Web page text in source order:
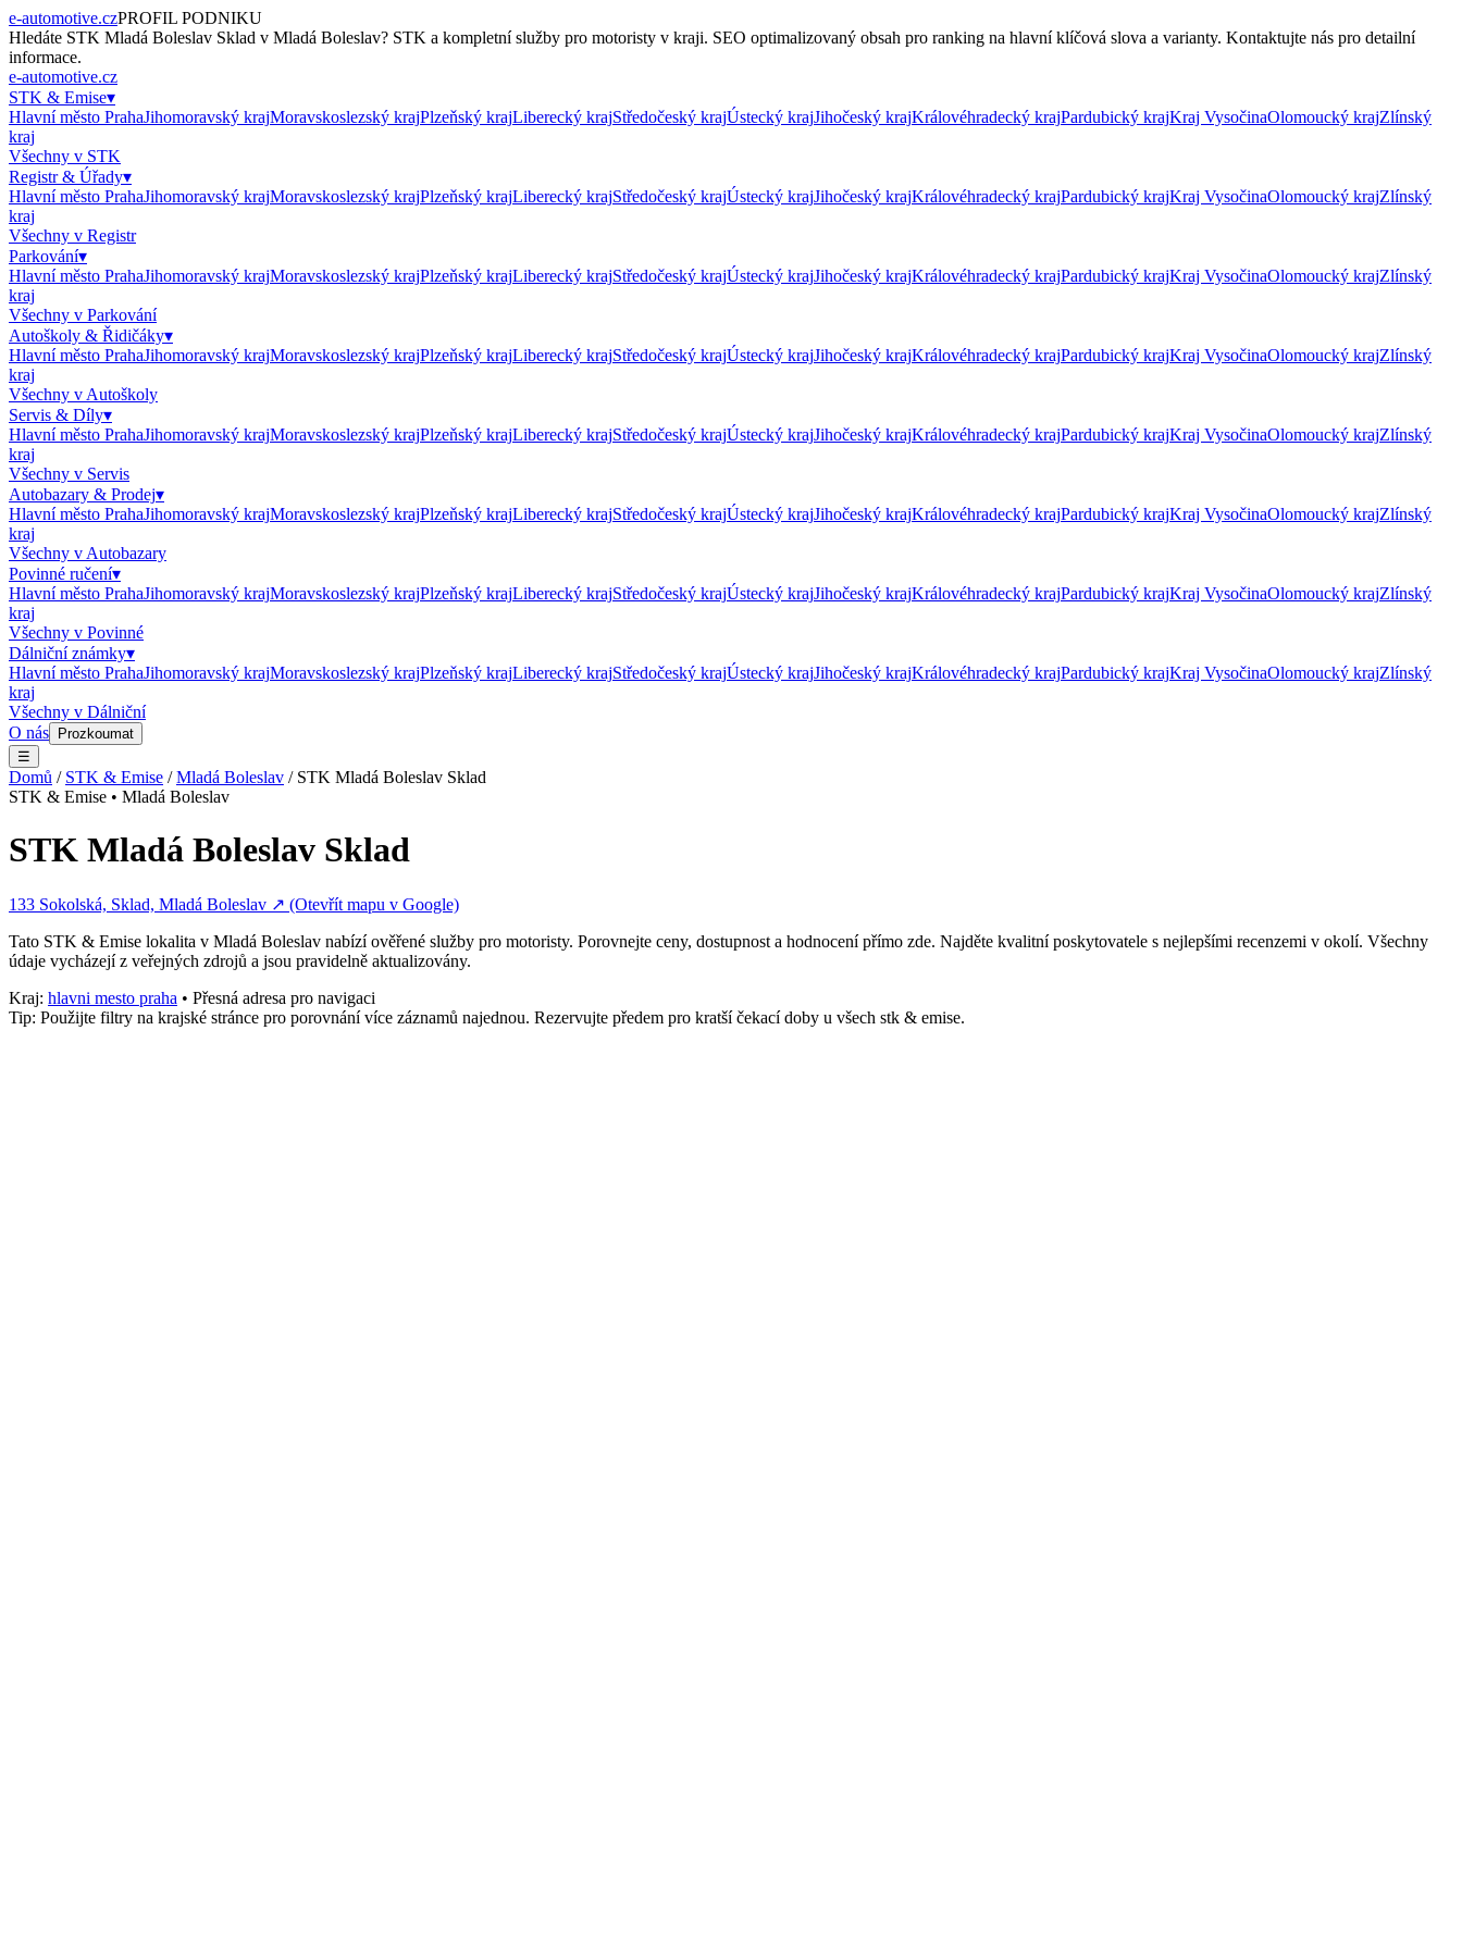
e-automotive.czPROFIL PODNIKU
Hledáte STK Mladá Boleslav Sklad v Mladá Boleslav? STK a kompletní služby pro motoristy v kraji. SEO optimalizovaný obsah pro ranking na hlavní klíčová slova a varianty. Kontaktujte nás pro detailní
informace.
e-automotive.cz
STK & Emise▾
Hlavní město PrahaJihomoravský krajMoravskoslezský krajPlzeňský krajLiberecký krajStředočeský krajÚstecký krajJihočeský krajKrálovéhradecký krajPardubický krajKraj VysočinaOlomoucký krajZlínský
kraj
Všechny v STK
Registr & Úřady▾
Hlavní město PrahaJihomoravský krajMoravskoslezský krajPlzeňský krajLiberecký krajStředočeský krajÚstecký krajJihočeský krajKrálovéhradecký krajPardubický krajKraj VysočinaOlomoucký krajZlínský
kraj
Všechny v Registr
Parkování▾
Hlavní město PrahaJihomoravský krajMoravskoslezský krajPlzeňský krajLiberecký krajStředočeský krajÚstecký krajJihočeský krajKrálovéhradecký krajPardubický krajKraj VysočinaOlomoucký krajZlínský
kraj
Všechny v Parkování
Autoškoly & Řidičáky▾
Hlavní město PrahaJihomoravský krajMoravskoslezský krajPlzeňský krajLiberecký krajStředočeský krajÚstecký krajJihočeský krajKrálovéhradecký krajPardubický krajKraj VysočinaOlomoucký krajZlínský
kraj
Všechny v Autoškoly
Servis & Díly▾
Hlavní město PrahaJihomoravský krajMoravskoslezský krajPlzeňský krajLiberecký krajStředočeský krajÚstecký krajJihočeský krajKrálovéhradecký krajPardubický krajKraj VysočinaOlomoucký krajZlínský
kraj
Všechny v Servis
Autobazary & Prodej▾
Hlavní město PrahaJihomoravský krajMoravskoslezský krajPlzeňský krajLiberecký krajStředočeský krajÚstecký krajJihočeský krajKrálovéhradecký krajPardubický krajKraj VysočinaOlomoucký krajZlínský
kraj
Všechny v Autobazary
Povinné ručení▾
Hlavní město PrahaJihomoravský krajMoravskoslezský krajPlzeňský krajLiberecký krajStředočeský krajÚstecký krajJihočeský krajKrálovéhradecký krajPardubický krajKraj VysočinaOlomoucký krajZlínský
kraj
Všechny v Povinné
Dálniční známky▾
Hlavní město PrahaJihomoravský krajMoravskoslezský krajPlzeňský krajLiberecký krajStředočeský krajÚstecký krajJihočeský krajKrálovéhradecký krajPardubický krajKraj VysočinaOlomoucký krajZlínský
kraj
Všechny v Dálniční
O nás
Prozkoumat
☰
Domů / STK & Emise /Mladá Boleslav / STK Mladá Boleslav Sklad
STK & Emise • Mladá Boleslav
STK Mladá Boleslav Sklad
133 Sokolská, Sklad, Mladá Boleslav ↗ (Otevřít mapu v Google)
Tato STK & Emise lokalita v Mladá Boleslav nabízí ověřené služby pro motoristy. Porovnejte ceny, dostupnost a hodnocení přímo zde. Najděte kvalitní poskytovatele s nejlepšími recenzemi v okolí. Všechny
údaje vycházejí z veřejných zdrojů a jsou pravidelně aktualizovány.
Kraj: hlavni mesto praha • Přesná adresa pro navigaci
Tip: Použijte filtry na krajské stránce pro porovnání více záznamů najednou. Rezervujte předem pro kratší čekací doby u všech stk & emise.